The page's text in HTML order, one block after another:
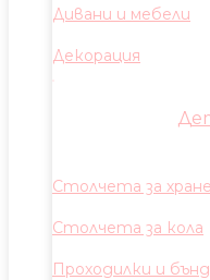
Дивани и мебели
Декорация
Столчета за
Столчета за кола
Проходилки и